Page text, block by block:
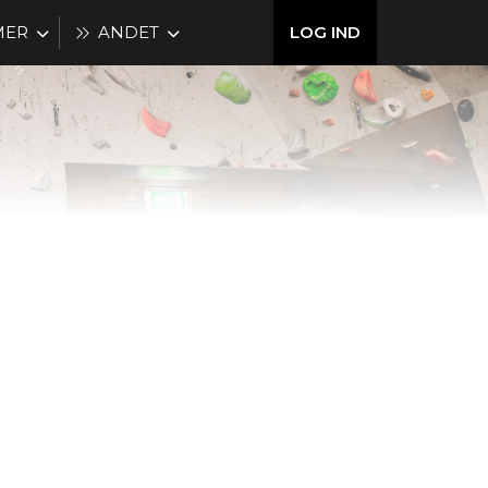
ANDET LOG IND